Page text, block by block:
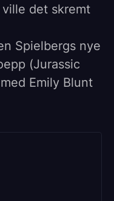
det skremt
Spielbergs nye
(Jurassic
Emily Blunt